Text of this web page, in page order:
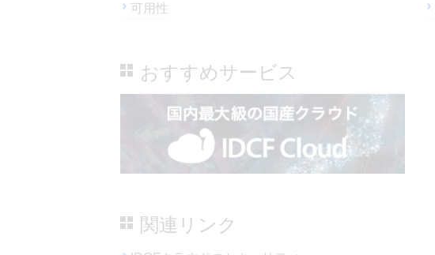
可用性
おすすめサービス
関連リンク